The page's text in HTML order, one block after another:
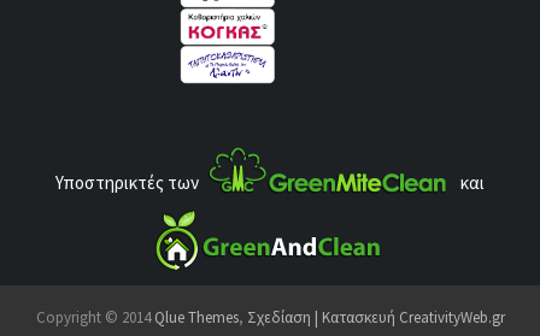
Υποστηρικτές των και
Copyright © 2014Qlue Themes, Σχεδίαση | Κατασκευή CreativityWeb.gr